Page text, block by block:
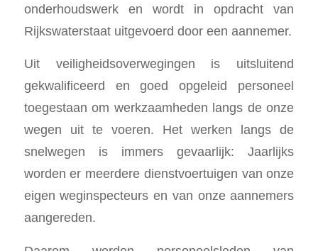
onderhoudswerk en wordt in opdracht van
Rijkswaterstaat uitgevoerd door een aannemer.
Uit veiligheidsoverwegingen is uitsluitend
gekwalificeerd en goed opgeleid personeel
toegestaan om werkzaamheden langs de onze
wegen uit te voeren. Het werken langs de
snelwegen is immers gevaarlijk: Jaarlijks
worden er meerdere dienstvoertuigen van onze
eigen weginspecteurs en van onze aannemers
aangereden.